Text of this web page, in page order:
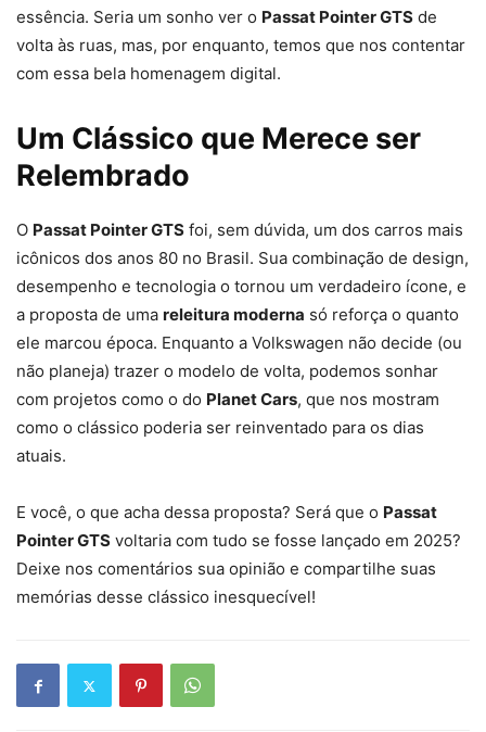
essência. Seria um sonho ver o Passat Pointer GTS de
volta às ruas, mas, por enquanto, temos que nos contentar
com essa bela homenagem digital.
Um Clássico que Merece ser
Relembrado
O Passat Pointer GTS foi, sem dúvida, um dos carros mais
icônicos dos anos 80 no Brasil. Sua combinação de design,
desempenho e tecnologia o tornou um verdadeiro ícone, e
a proposta de uma releitura moderna só reforça o quanto
ele marcou época. Enquanto a Volkswagen não decide (ou
não planeja) trazer o modelo de volta, podemos sonhar
com projetos como o do Planet Cars, que nos mostram
como o clássico poderia ser reinventado para os dias
atuais.
E você, o que acha dessa proposta? Será que o Passat
Pointer GTS voltaria com tudo se fosse lançado em 2025?
Deixe nos comentários sua opinião e compartilhe suas
memórias desse clássico inesquecível!